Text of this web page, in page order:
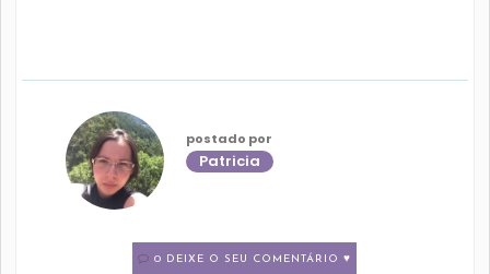
postado por
Patricia
0 DEIXE O SEU COMENTÁRIO ♥